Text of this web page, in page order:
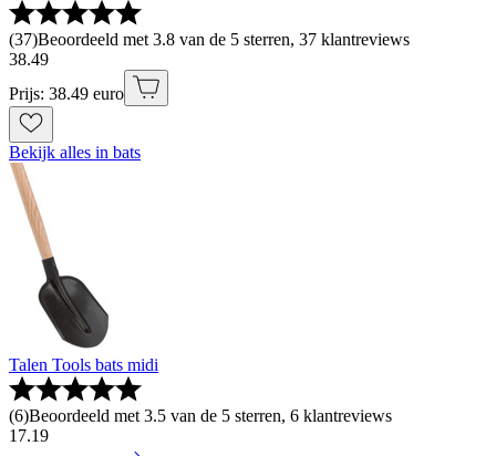
(37)Beoordeeld met 3.8 van de 5 sterren, 37 klantreviews
38.49
Prijs: 38.49 euro
Bekijk alles in bats
Talen Tools bats midi
(6)Beoordeeld met 3.5 van de 5 sterren, 6 klantreviews
17.19